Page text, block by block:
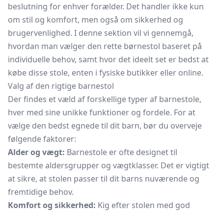
beslutning for enhver forælder. Det handler ikke kun
om stil og komfort, men også om sikkerhed og
brugervenlighed. I denne sektion vil vi gennemgå,
hvordan man vælger den rette børnestol baseret på
individuelle behov, samt hvor det ideelt set er bedst at
købe disse stole, enten i fysiske butikker eller online.
Valg af den rigtige barnestol
Der findes et væld af forskellige typer af barnestole,
hver med sine unikke funktioner og fordele. For at
vælge den bedst egnede til dit barn, bør du overveje
følgende faktorer:
Alder og vægt: Barnestole er ofte designet til
bestemte aldersgrupper og vægtklasser. Det er vigtigt
at sikre, at stolen passer til dit barns nuværende og
fremtidige behov.
Komfort og sikkerhed: Kig efter stolen med god